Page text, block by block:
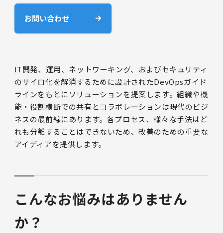
お問い合わせ
IT開発、運用、ネットワーキング、およびセキュリティ
のサイロ化を解消するために設計されたDevOpsガイド
ラインをもとにソリューションを提案します。組織や機
能・役割横断での共有とコラボレーションは現代のビジ
ネスの最前線にあります。各プロセス、様々な手法はど
れも分離することはできないため、改善のための重要な
アイディアを提供します。
こんなお悩みはありません
か？